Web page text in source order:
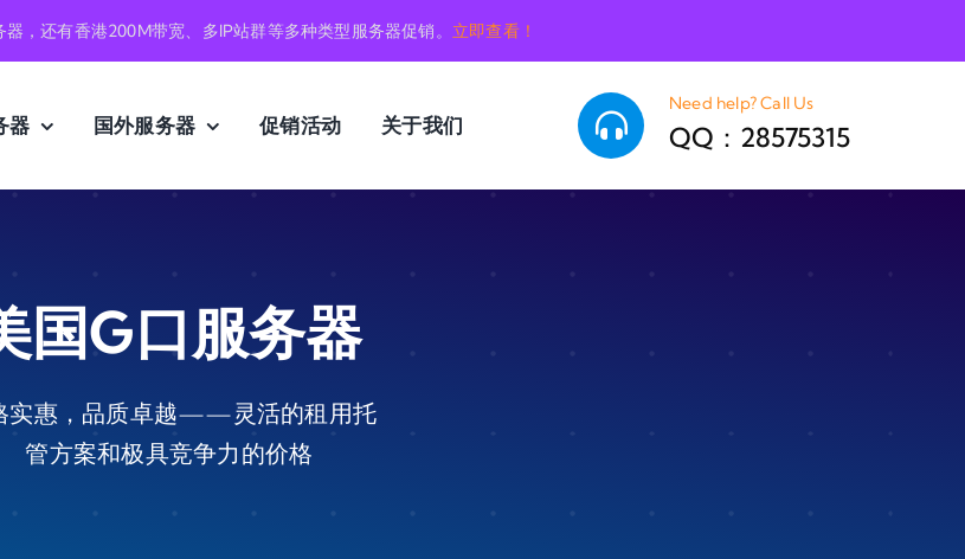
，还有香港200M带宽、多IP站群等多种类型服务器促销。 立即查看！
器 国外服务器 促销活动 关于我们
Need help? Call Us
QQ：28575315
国G口服务器
实惠，品质卓越——灵活的租用托
管方案和极具竞争力的价格